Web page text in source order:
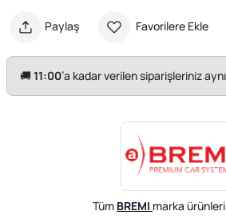
Paylaş Favorilere Ekle
🚚11:00’a kadar verilen siparişleriniz
Tüm BREMI marka